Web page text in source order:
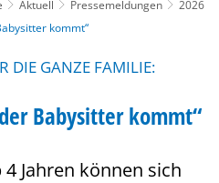
Aktuell Pressemeldungen
2026
kommt“
DIE GANZE FAMILIE:
Babysitter kommt“
Jahren können sich